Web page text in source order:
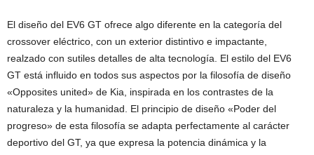
El diseño del EV6 GT ofrece algo diferente en la categoría del
crossover eléctrico, con un exterior distintivo e impactante,
realzado con sutiles detalles de alta tecnología. El estilo del EV6
GT está influido en todos sus aspectos por la filosofía de diseño
«Opposites united» de Kia, inspirada en los contrastes de la
naturaleza y la humanidad. El principio de diseño «Poder del
progreso» de esta filosofía se adapta perfectamente al carácter
deportivo del GT, ya que expresa la potencia dinámica y la